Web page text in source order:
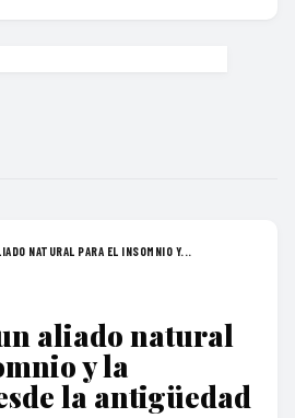
NATURAL PARA EL INSOMNIO Y...
aliado natural
y la
la antigüedad